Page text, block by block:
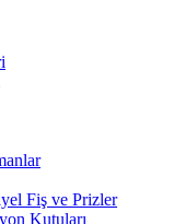
Fiş ve Prizler
Kutuları